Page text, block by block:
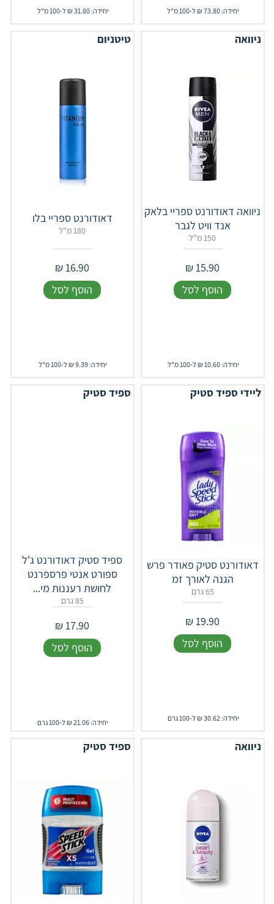
יחידה: 73.80 ₪ ל-100 מ"ל יחידה: 31.80 ₪ ל-100 מ"ל
ניוואה
ניוואה דאודורנט ספריי בלאק
אנד וויט לגבר
150 מ"ל
15.90
₪
הוסף לסל
יחידה: 10.60 ₪ ל-100 מ"ל
טיטניום
דאודורנט ספריי בלו
180 מ"ל
16.90
₪
הוסף לסל
יחידה: 9.39 ₪ ל-100 מ"ל
ליידי ספיד סטיק
דאודורנט סטיק פאודר פרש
הגנה לאורך זמ
65 גרם
19.90
₪
הוסף לסל
יחידה: 30.62 ₪ ל-100 גרם
ספיד סטיק
ספיד סטיק דאודורנט ג'ל
ספורט אנטי פרספרנט
לחושת רעננות מי...
85 גרם
17.90
₪
הוסף לסל
יחידה: 21.06 ₪ ל-100 גרם
ניוואה ספיד סטיק